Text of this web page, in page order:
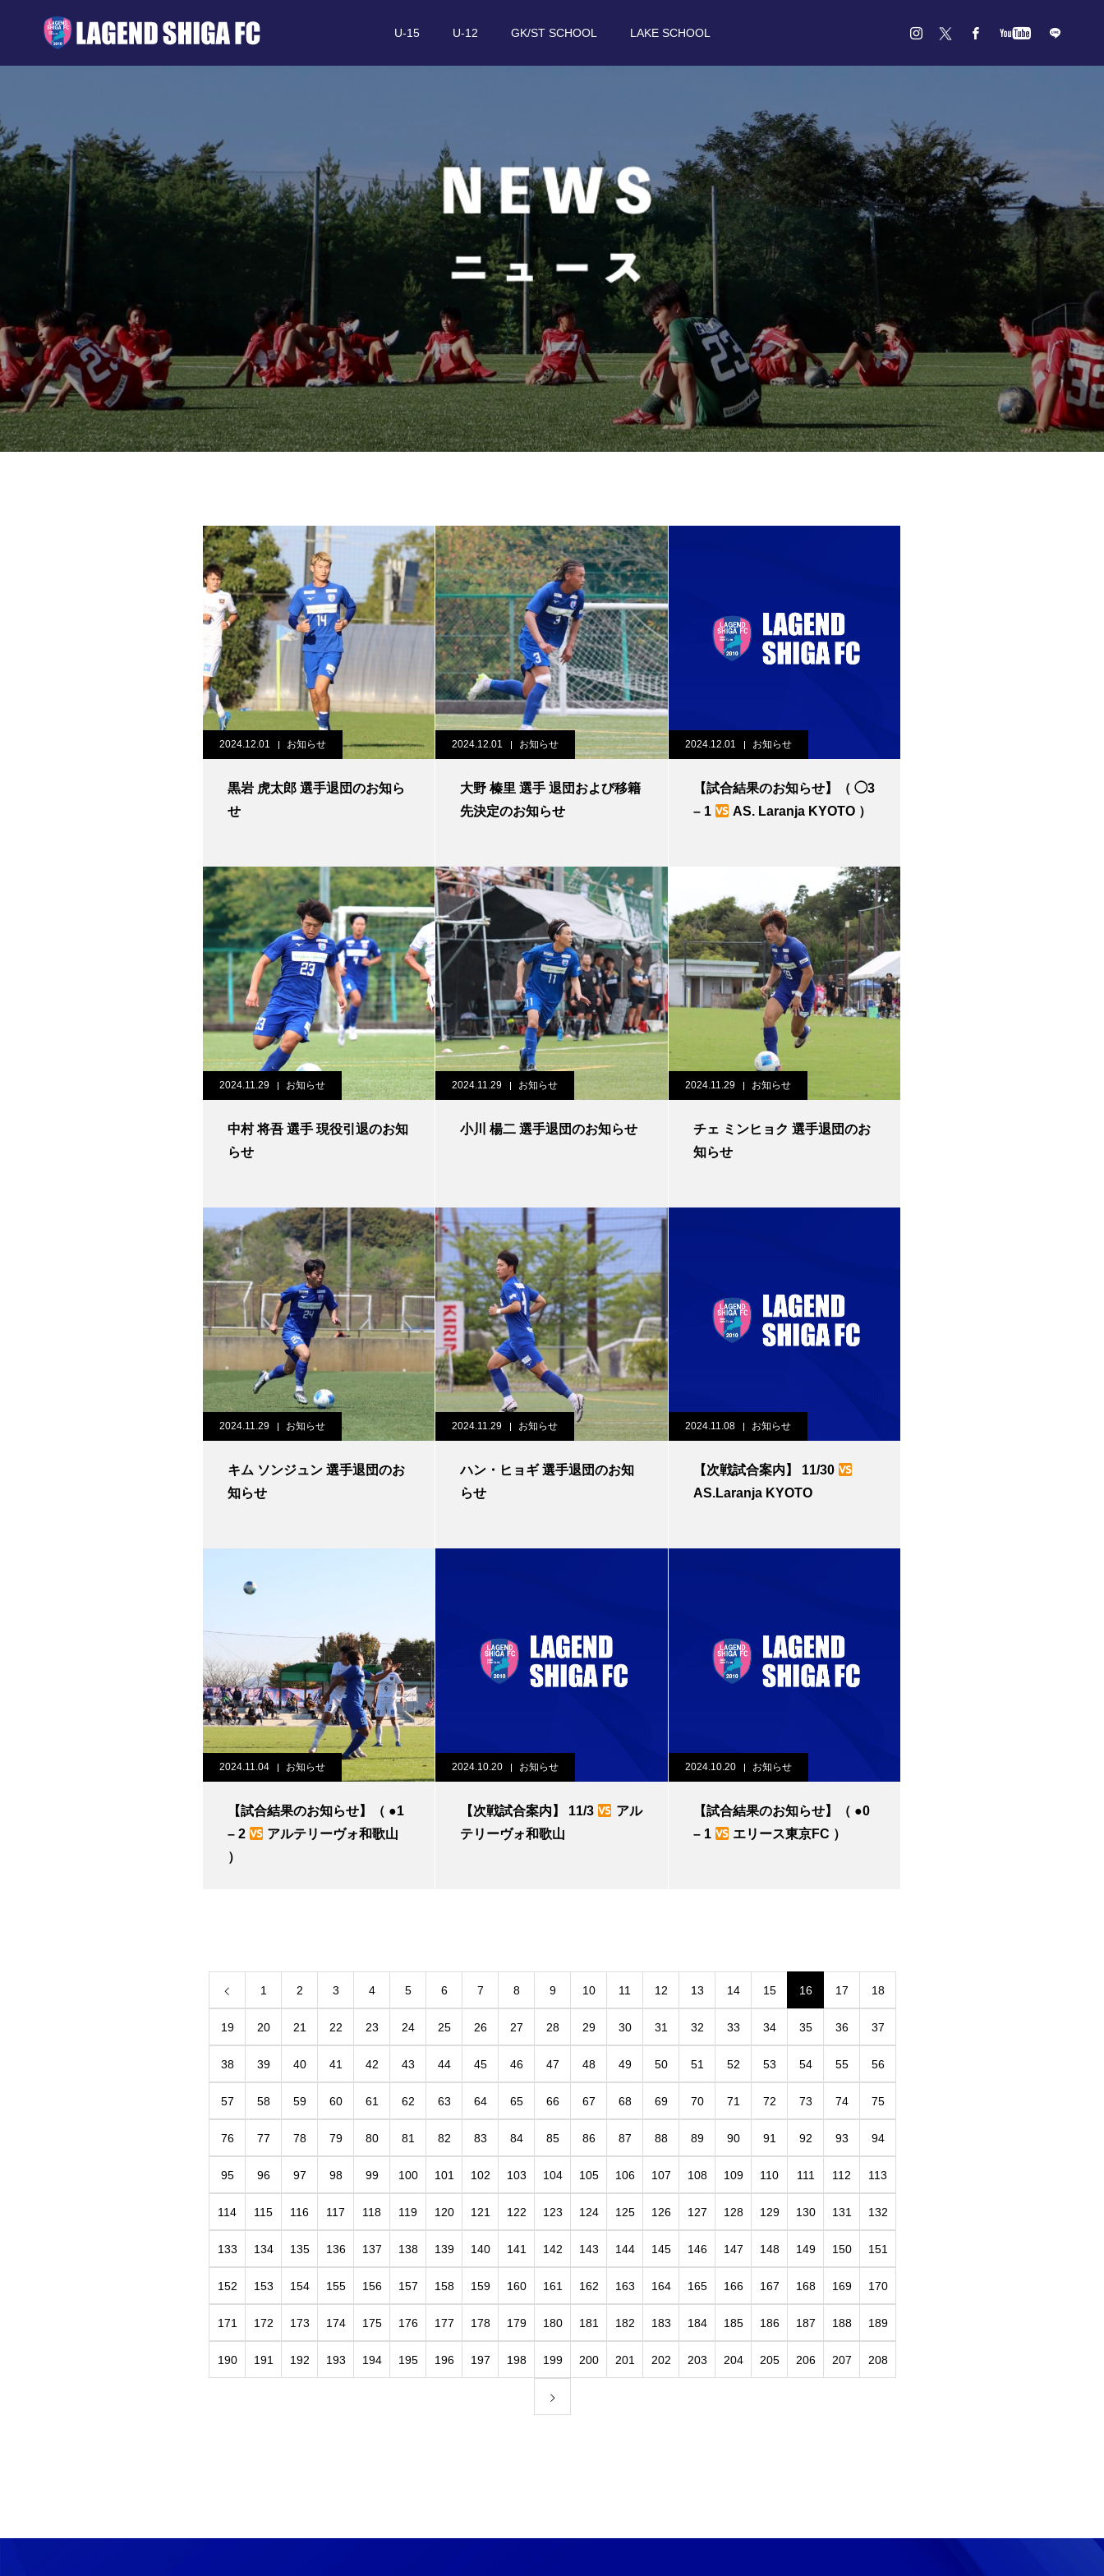
U-15 U-12 GK/ST SCHOOL LAKE SCHOOL
2024.12.01 お知らせ
黒岩 虎太郎 選手退団のお知ら
せ
2024.12.01 お知らせ
大野 榛里 選手 退団および移籍
先決定のお知らせ
2024.12.01 お知らせ
【試合結果のお知らせ】（ ◯3
– 1
AS. Laranja KYOTO ）
2024.11.29 お知らせ
中村 将吾 選手 現役引退のお知
らせ
2024.11.29 お知らせ
小川 楊二 選手退団のお知らせ
2024.11.29 お知らせ
チェ ミンヒョク 選手退団のお
知らせ
2024.11.29 お知らせ
キム ソンジュン 選手退団のお
知らせ
2024.11.29 お知らせ
ハン・ヒョギ 選手退団のお知
らせ
2024.11.08 お知らせ
【次戦試合案内】 11/30
AS.Laranja KYOTO
2024.11.04 お知らせ
【試合結果のお知らせ】（ ●1
– 2
アルテリーヴォ和歌山
）
2024.10.20 お知らせ
【次戦試合案内】 11/3
テリーヴォ和歌山
2024.10.20 お知らせ
【試合結果のお知らせ】（ ●0
– 1
エリース東京FC ）
1 2 3 4 5 6 7 8 9 10 11 12 13 14 15 16 17 18
19 20 21 22 23 24 25 26 27 28 29 30 31 32 33 34 35 36 37
38 39 40 41 42 43 44 45 46 47 48 49 50 51 52 53 54 55 56
57 58 59 60 61 62 63 64 65 66 67 68 69 70 71 72 73 74 75
76 77 78 79 80 81 82 83 84 85 86 87 88 89 90 91 92 93 94
95 96 97 98 99 100 101 102 103 104 105 106 107 108 109 110 111 112 113
114 115 116 117 118 119 120 121 122 123 124 125 126 127 128 129 130 131 132
133 134 135 136 137 138 139 140 141 142 143 144 145 146 147 148 149 150 151
152 153 154 155 156 157 158 159 160 161 162 163 164 165 166 167 168 169 170
171 172 173 174 175 176 177 178 179 180 181 182 183 184 185 186 187 188 189
190 191 192 193 194 195 196 197 198 199 200 201 202 203 204 205 206 207 208